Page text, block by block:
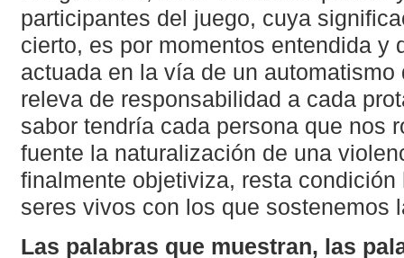
participantes del juego, cuya
cierto, es por momentos entendida y
actuada en la vía de un
releva de responsabilidad a cada
sabor tendría cada persona que nos
fuente la naturalización de una
finalmente objetiviza, resta
seres vivos con los que sostenemos
Las palabras que muestran, las